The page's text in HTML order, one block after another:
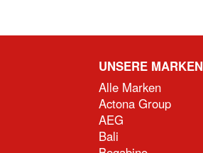
UNSERE MARKEN
Alle Marken
Actona Group
AEG
Bali